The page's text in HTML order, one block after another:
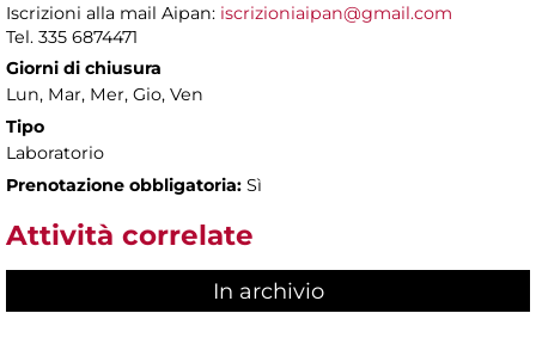
Iscrizioni alla mail Aipan: iscrizioniaipan@gmail.com
Tel. 335 6874471
Giorni di chiusura
Lun, Mar, Mer, Gio, Ven
Tipo
Laboratorio
Prenotazione obbligatoria: Sì
Attività correlate
In archivio